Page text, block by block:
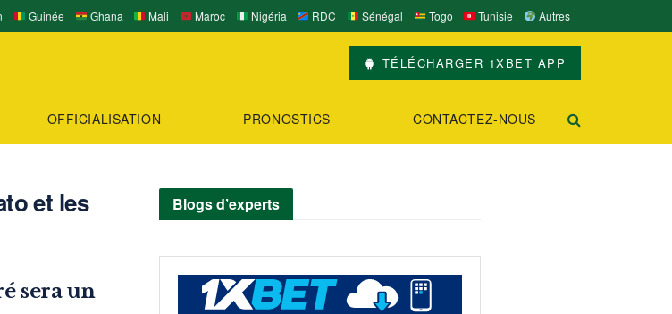
Guinée Ghana Mali Maroc Nigéria RDC Sénégal Togo Tunisie Autres
TÉLÉCHARGER 1XBET APP
OFFICIALISATION PRONOSTICS CONTACTEZ-NOUS
et les
sera un
Blogs d’experts